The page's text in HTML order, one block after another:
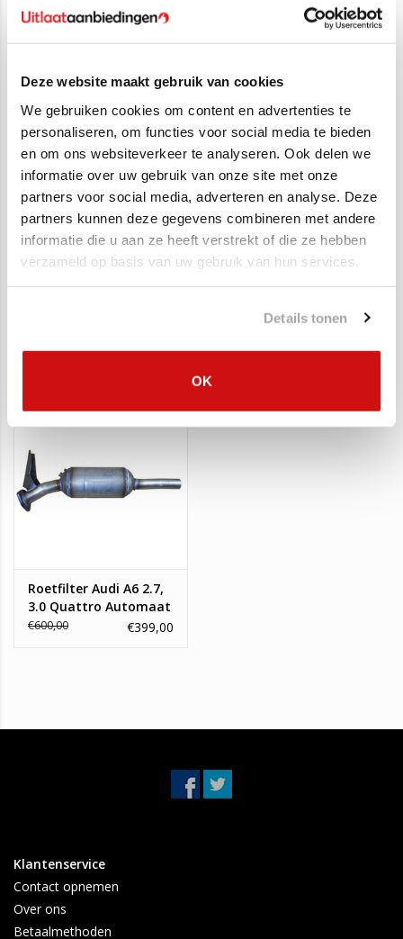
Deze website maakt gebruik van cookies
We gebruiken cookies om content en advertenties te
personaliseren, om functies voor social media te bieden
en om ons websiteverkeer te analyseren. Ook delen we
informatie over uw gebruik van onze site met onze
partners voor social media, adverteren en analyse. Deze
partners kunnen deze gegevens combineren met andere
informatie die u aan ze heeft verstrekt of die ze hebben
verzameld op basis van uw gebruik van hun services.
Details tonen
OK
Roetfilter Audi A4, Audi
A6
€425,00 €149,00
Roetfilter Audi A4, A5,
€900,00 €479,00
SALE SALE
SALE
Roetfilter Audi A6 2.7,
3.0 Quattro Automaat
€600,00 €399,00
Klantenservice
Contact opnemen
Over ons
Betaalmethoden